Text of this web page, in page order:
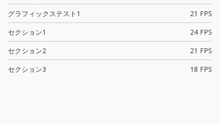
グラフィックステスト1
21 FPS
セクション1
24 FPS
セクション2
21 FPS
セクション3
18 FPS